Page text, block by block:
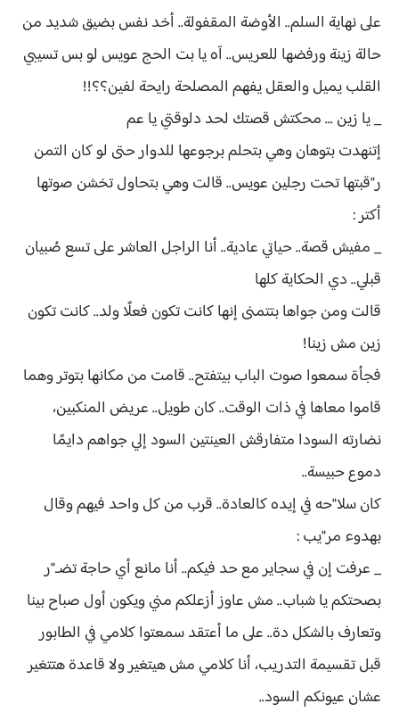
على نهاية السلم.. الأوضة المقفولة.. أخد نفس بضيق شديد من
حالة زينة ورفضها للعريس.. آه يا بت الحج عويس لو بس تسيبي
القلب يميل والعقل يفهم المصلحة رايحة لفين؟؟!!
_ يا زين ... محكتش قصتك لحد دلوقتي يا عم
إتنهدت بتوهان وهي بتحلم برجوعها للدوار حتى لو كان التمن
ر"قبتها تحت رجلين عويس.. قالت وهي بتحاول تخشن صوتها
أكتر :
_ مفيش قصة.. حياتي عادية.. أنا الراجل العاشر على تسع صُبيان
قبلي.. دي الحكاية كلها
قالت ومن جواها بتتمنى إنها كانت تكون فعلًا ولد.. كانت تكون
زين مش زينا!
فجأة سمعوا صوت الباب بيتفتح.. قامت من مكانها بتوتر وهما
قاموا معاها في ذات الوقت.. كان طويل.. عريض المنكبين،
نضارته السودا متفارقش العينتين السود إلي جواهم دايمًا
دموع حبيسة..
كان سلا"حه في إيده كالعادة.. قرب من كل واحد فيهم وقال
بهدوء مر"يب :
_ عرفت إن في سجاير مع حد فيكم.. أنا مانع أي حاجة تضـ"ر
بصحتكم يا شباب.. مش عاوز أزعلكم مني ويكون أول صباح بينا
وتعارف بالشكل دة.. على ما أعتقد سمعتوا كلامي في الطابور
قبل تقسيمة التدريب، أنا كلامي مش هيتغير ولا قاعدة هتتغير
عشان عيونكم السود..